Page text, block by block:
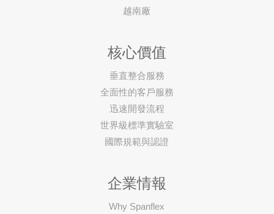
越南廠
核心價值
垂直整合服務
全面性的客戶服務
迅速開發流程
世界級標準實驗室
國際規範與認證
企業情報
Why Spanflex